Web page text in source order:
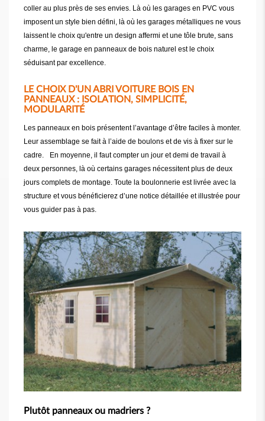
coller au plus près de ses envies. Là où les garages en PVC vous
imposent un style bien défini, là où les garages métalliques ne vous
laissent le choix qu'entre un design affermi et une tôle brute, sans
charme, le garage en panneaux de bois naturel est le choix
séduisant par excellence.
LE CHOIX D'UN ABRI VOITURE BOIS EN
PANNEAUX : ISOLATION, SIMPLICITÉ,
MODULARITÉ
Les panneaux en bois présentent l’avantage d’être faciles à monter.
Leur assemblage se fait à l’aide de boulons et de vis à fixer sur le
cadre. En moyenne, il faut compter un jour et demi de travail à
deux personnes, là où certains garages nécessitent plus de deux
jours complets de montage. Toute la boulonnerie est livrée avec la
structure et vous bénéficierez d’une notice détaillée et illustrée pour
vous guider pas à pas.
Plutôt panneaux ou madriers ?